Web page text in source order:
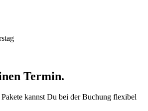
Termin.
kannst Du bei der Buchung flexibel